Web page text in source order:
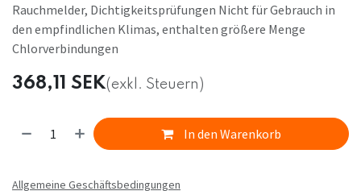
Rauchmelder, Dichtigkeitsprüfungen Nicht für Gebrauch in
den empfindlichen Klimas, enthalten größere Menge
Chlorverbindungen
368,11 SEK(exkl. Steuern)
In den Warenkorb
Allgemeine Geschäftsbedingungen